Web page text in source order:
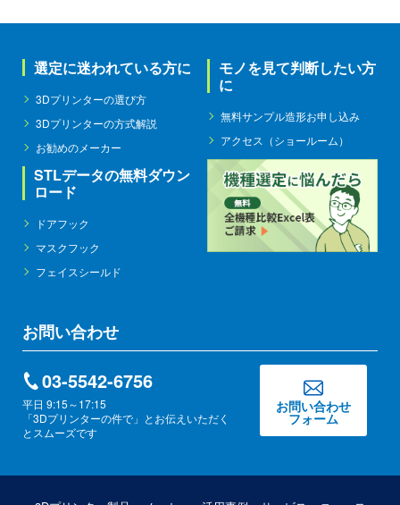
選定に迷われている方に
3Dプリンターの選び方
3Dプリンターの方式解説
お勧めのメーカー
STLデータの無料ダウン
ロード
ドアフック
マスクフック
フェイスシールド
モノを見て判断したい方
に
無料サンプル造形お申し込み
アクセス（ショールーム）
お問い合わせ
03-5542-6756
平日 9:15～17:15
「3Dプリンターの件で」とお伝えいただく
とスムーズです
お問い合わせ
フォーム